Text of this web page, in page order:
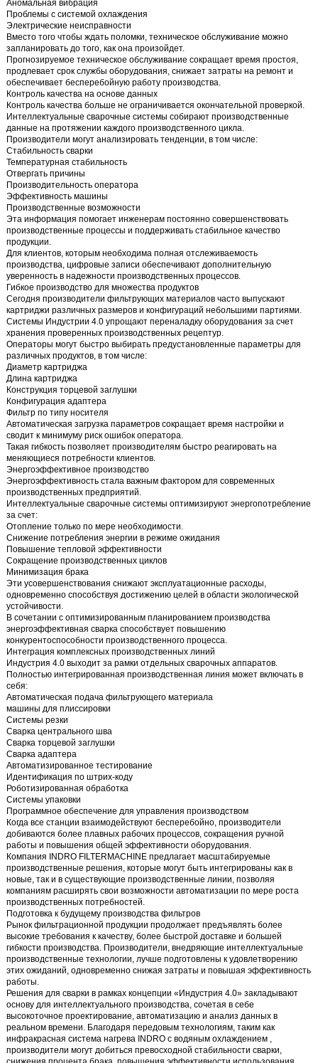
Аномальная вибрация
Проблемы с системой охлаждения
Электрические неисправности
Вместо того чтобы ждать поломки, техническое обслуживание можно
запланировать до того, как она произойдет.
Прогнозируемое техническое обслуживание сокращает время простоя,
продлевает срок службы оборудования, снижает затраты на ремонт и
обеспечивает бесперебойную работу производства.
Контроль качества на основе данных
Контроль качества больше не ограничивается окончательной проверкой.
Интеллектуальные сварочные системы собирают производственные
данные на протяжении каждого производственного цикла.
Производители могут анализировать тенденции, в том числе:
Стабильность сварки
Температурная стабильность
Отвергать причины
Производительность оператора
Эффективность машины
Производственные возможности
Эта информация помогает инженерам постоянно совершенствовать
производственные процессы и поддерживать стабильное качество
продукции.
Для клиентов, которым необходима полная отслеживаемость
производства, цифровые записи обеспечивают дополнительную
уверенность в надежности производственных процессов.
Гибкое производство для множества продуктов
Сегодня производители фильтрующих материалов часто выпускают
картриджи различных размеров и конфигураций небольшими партиями.
Системы Индустрии 4.0 упрощают переналадку оборудования за счет
хранения проверенных производственных рецептур.
Операторы могут быстро выбирать предустановленные параметры для
различных продуктов, в том числе:
Диаметр картриджа
Длина картриджа
Конструкция торцевой заглушки
Конфигурация адаптера
Фильтр по типу носителя
Автоматическая загрузка параметров сокращает время настройки и
сводит к минимуму риск ошибок оператора.
Такая гибкость позволяет производителям быстро реагировать на
меняющиеся потребности клиентов.
Энергоэффективное производство
Энергоэффективность стала важным фактором для современных
производственных предприятий.
Интеллектуальные сварочные системы оптимизируют энергопотребление
за счет:
Отопление только по мере необходимости.
Снижение потребления энергии в режиме ожидания
Повышение тепловой эффективности
Сокращение производственных циклов
Минимизация брака
Эти усовершенствования снижают эксплуатационные расходы,
одновременно способствуя достижению целей в области экологической
устойчивости.
В сочетании с оптимизированным планированием производства
энергоэффективная сварка способствует повышению
конкурентоспособности производственного процесса.
Интеграция комплексных производственных линий
Индустрия 4.0 выходит за рамки отдельных сварочных аппаратов.
Полностью интегрированная производственная линия может включать в
себя:
Автоматическая подача фильтрующего материала
машины для плиссировки
Системы резки
Сварка центрального шва
Сварка торцевой заглушки
Сварка адаптера
Автоматизированное тестирование
Идентификация по штрих-коду
Роботизированная обработка
Системы упаковки
Программное обеспечение для управления производством
Когда все станции взаимодействуют бесперебойно, производители
добиваются более плавных рабочих процессов, сокращения ручной
работы и повышения общей эффективности оборудования.
Компания INDRO FILTERMACHINE предлагает масштабируемые
производственные решения, которые могут быть интегрированы как в
новые, так и в существующие производственные линии, позволяя
компаниям расширять свои возможности автоматизации по мере роста
производственных потребностей.
Подготовка к будущему производства фильтров
Рынок фильтрационной продукции продолжает предъявлять более
высокие требования к качеству, более быстрой доставке и большей
гибкости производства. Производители, внедряющие интеллектуальные
производственные технологии, лучше подготовлены к удовлетворению
этих ожиданий, одновременно снижая затраты и повышая эффективность
работы.
Решения для сварки в рамках концепции «Индустрия 4.0» закладывают
основу для интеллектуального производства, сочетая в себе
высокоточное проектирование, автоматизацию и анализ данных в
реальном времени. Благодаря передовым технологиям, таким как
инфракрасная система нагрева INDRO с водяным охлаждением,
производители могут добиться превосходной стабильности сварки,